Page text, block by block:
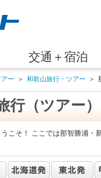
交通＋宿泊
ー ＞ 和歌山旅行・ツアー ＞
行（ツアー
こそ！ ここでは那智勝浦・